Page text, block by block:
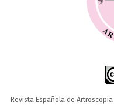
Revista Española de